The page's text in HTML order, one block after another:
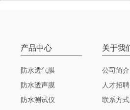
产品中心
防水透气膜
防水透声膜
防水测试仪
关于我
公司简介
人才招聘
联系方式